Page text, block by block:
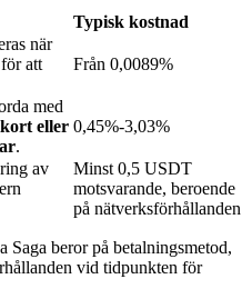
innehavare
Typisk kostnad
när
att
Från 0,0089%
med
eller
.
0,45%-3,03%
av
Minst 0,5 USDT
motsvarande, beroende
på nätverksförhållanden
Saga beror på betalningsmetod,
vid tidpunkten för